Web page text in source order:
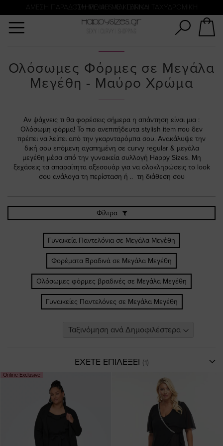
ΠΛΗΡΩΜΗ ΜΕ KLARNA
ΑΜΕΣΗ ΠΑΡΑΔΟΣΗ ΜΕ ACS ΚΑΙ ΓΕΝΙΚΗ ΤΑΧΥΔΡΟΜΙΚΉ
Ολόσωμες Φόρμες σε Μεγάλα
Μεγέθη - Μαύρο Χρώμα
Αν ψάχνεις τι θα φορέσεις σήμερα η απάντηση είναι μια :
Ολόσωμη φόρμα! Το πιο ανεπιτήδευτα stylish item που δεν
πρέπει να λείπει από την γκαρνταρόμπα σου. Ανακάλυψε την
δική σου επόμενη αγαπημένη σε curvy regular & μεγάλα
μεγέθη μέσα από την γυναικεία συλλογή Happy Sizes. Μη
ξεχάσεις τα απαραίτητα αξεσουάρ για να ολοκληρώσεις το look
σου ανάλογα τη περίσταση ή .. τη διάθεση σου
Φίλτρα
Γυναικεία Παντελόνια σε Μεγάλα Μεγέθη
Φορέματα Βραδινά σε Μεγάλα Μεγέθη
Ολόσωμες φόρμες βραδινές σε Μεγάλα Μεγέθη
Γυναικείες Παντελόνες σε Μεγάλα Μεγέθη
ΕΧΕΤΕ ΕΠΙΛΕΞΕΙ
Online Exclusive
Αναζήτηση